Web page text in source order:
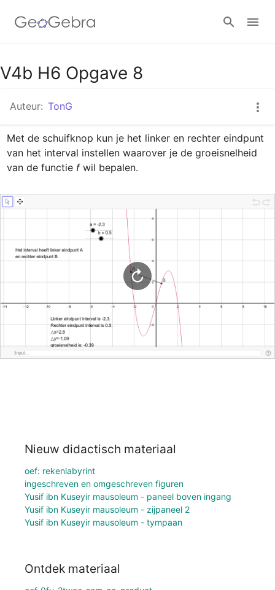
Google Classroom
GeoGebra Klaslokaal
Aanmelden
V4b H6 Opgave 8
Auteur: TonG
Met de schuifknop kun je het linker en rechter eindpunt
van het interval instellen waarover je de groeisnelheid
van de functie f wil bepalen.
Nieuw didactisch materiaal
oef: rekenlabyrint
ingeschreven en omgeschreven figuren
Yusif ibn Kuseyir mausoleum - paneel boven ingang
Yusif ibn Kuseyir mausoleum - zijpaneel 2
Yusif ibn Kuseyir mausoleum - tympaan
Ontdek materiaal